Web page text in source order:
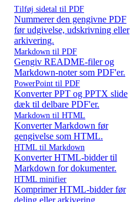
Tilføj sidetal til PDF
Nummerer den gengivne PDF
før udgivelse, udskrivning eller
arkivering.
Markdown til PDF
Gengiv README-filer og
Markdown-noter som PDF'er.
PowerPoint til PDF
Konverter PPT og PPTX slide
dæk til delbare PDF'er.
Markdown til HTML
Konverter Markdown før
gengivelse som HTML.
HTML til Markdown
Konverter HTML-bidder til
Markdown for dokumenter.
HTML minifier
Komprimer HTML-bidder før